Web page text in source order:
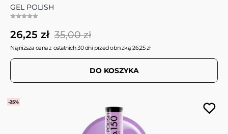
GEL POLISH
26,25 zł 35,00 zł
Najniższa cena z ostatnich 30 dni przed obniżką: 26,25 zł
DO KOSZYKA
-25%